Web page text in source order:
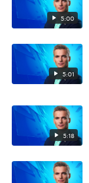
5:00
5:01
5:18